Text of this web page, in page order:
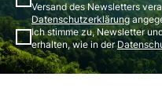
Versand des Newsletters
Datenschutzerklärung
Ich stimme zu, Newsletter
erhalten, wie in der